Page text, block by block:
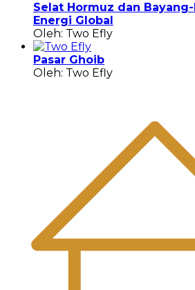
Selat Hormuz dan
Energi Global
Oleh: Two Efly
Pasar Ghoib
Oleh: Two Efly